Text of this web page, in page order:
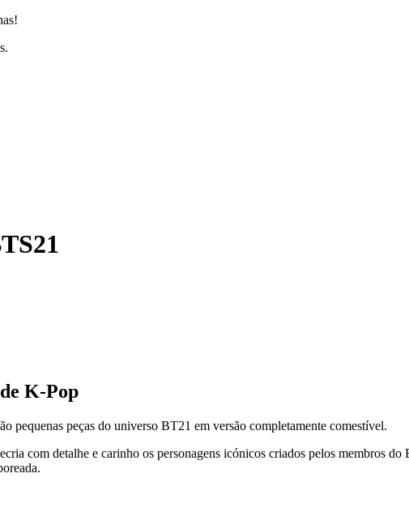
K-Pop
pequenas peças do universo BT21 em versão completamente comestível.
com detalhe e carinho os personagens icónicos criados pelos membros